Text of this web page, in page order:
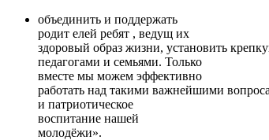
объединить и поддержать
родит елей ребят , ведущ их
здоровый образ жизни, установить
педагогами и семьями. Только
вместе мы можем эффективно
работать над такими важнейшими
и патриотическое
воспитание нашей
молодёжи».